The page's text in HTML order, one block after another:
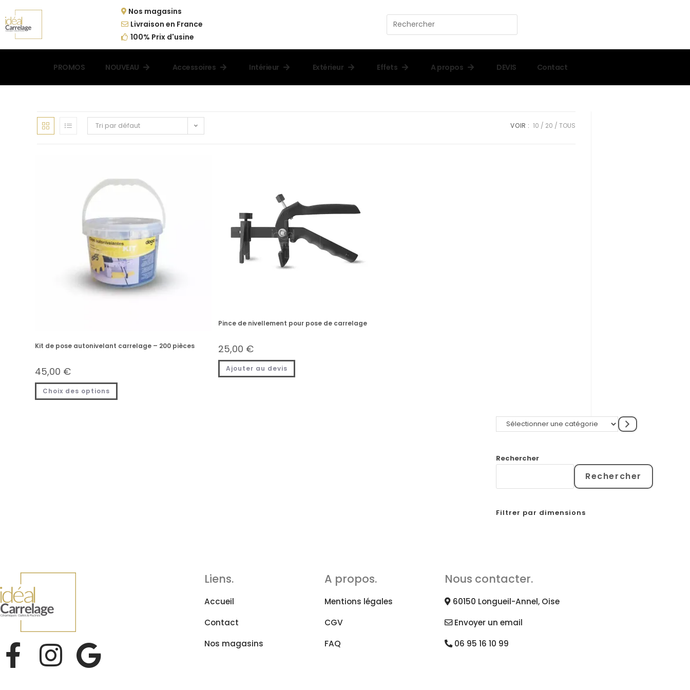
Nos magasins
Livraison en France
100% Prix d'usine
PROMOS NOUVEAU Accessoires Intérieur Extérieur Effets A propos DEVIS Contact
Tri par défaut VOIR : 10 20 TOUS
Kit de pose autonivelant carrelage – 200 pièces
45,00 €
Choix des options
Pince de nivellement pour pose de carrelage
25,00 €
Ajouter au devis
Rechercher
Rechercher
Filtrer par dimensions
Liens.
Accueil
Contact
Nos magasins
A propos.
Mentions légales
CGV
FAQ
Nous contacter.
60150 Longueil-Annel, Oise
Envoyer un email
06 95 16 10 99